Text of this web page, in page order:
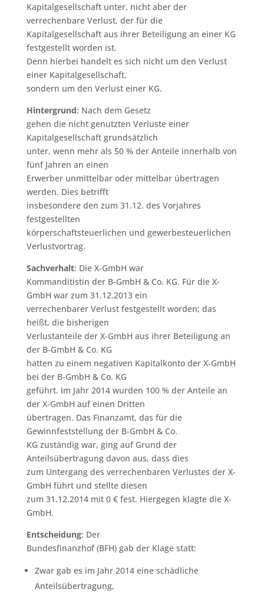
Kapitalgesellschaft unter, nicht aber der
verrechenbare Verlust, der für die
Kapitalgesellschaft aus ihrer Beteiligung an einer KG
festgestellt worden ist.
Denn hierbei handelt es sich nicht um den Verlust
einer Kapitalgesellschaft,
sondern um den Verlust einer KG.
Hintergrund: Nach dem Gesetz
gehen die nicht genutzten Verluste einer
Kapitalgesellschaft grundsätzlich
unter, wenn mehr als 50 % der Anteile innerhalb von
fünf Jahren an einen
Erwerber unmittelbar oder mittelbar übertragen
werden. Dies betrifft
insbesondere den zum 31.12. des Vorjahres
festgestellten
körperschaftsteuerlichen und gewerbesteuerlichen
Verlustvortrag.
Sachverhalt: Die X-GmbH war
Kommanditistin der B-GmbH & Co. KG. Für die X-
GmbH war zum 31.12.2013 ein
verrechenbarer Verlust festgestellt worden; das
heißt, die bisherigen
Verlustanteile der X-GmbH aus ihrer Beteiligung an
der B-GmbH & Co. KG
hatten zu einem negativen Kapitalkonto der X-GmbH
bei der B-GmbH & Co. KG
geführt. Im Jahr 2014 wurden 100 % der Anteile an
der X-GmbH auf einen Dritten
übertragen. Das Finanzamt, das für die
Gewinnfeststellung der B-GmbH & Co.
KG zuständig war, ging auf Grund der
Anteilsübertragung davon aus, dass dies
zum Untergang des verrechenbaren Verlustes der X-
GmbH führt und stellte diesen
zum 31.12.2014 mit 0 € fest. Hiergegen klagte die X-
GmbH.
Entscheidung: Der
Bundesfinanzhof (BFH) gab der Klage statt:
Zwar gab es im Jahr 2014 eine schädliche
Anteilsübertragung,